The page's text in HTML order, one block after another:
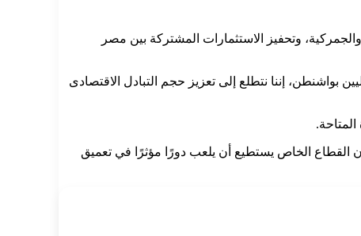
وتحفيز الاستثمارات المشتركة بين مصر
بواشنطن، إننا نتطلع إلى تعزيز حجم التبادل الاقتصادى
أن القطاع الخاص يستطيع أن يلعب دورًا مؤثرًا في تعميق